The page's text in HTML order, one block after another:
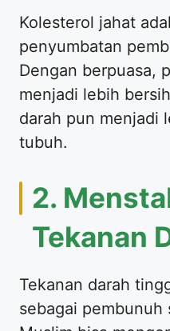
Kolesterol jahat
penyumbatan
Dengan berpuasa,
menjadi lebih
darah pun menjadi
tubuh.
2.
Tekanan
Tekanan darah
sebagai pembunuh